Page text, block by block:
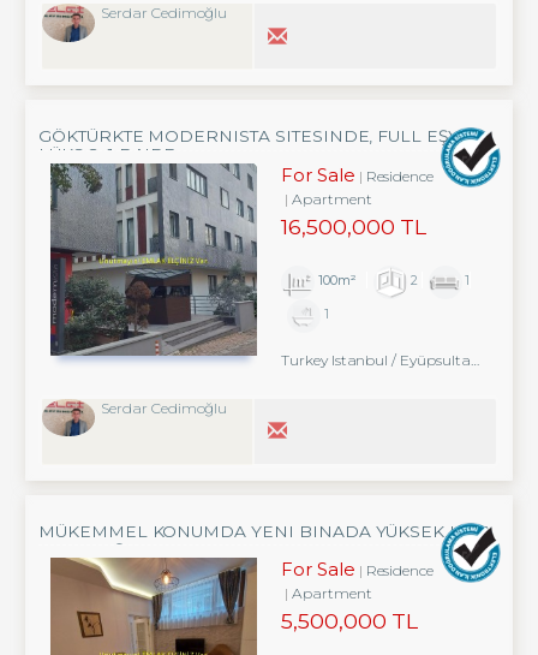
Serdar Cedimoğlu
GÖKTÜRKTE MODERNISTA SITESINDE, FULL EŞYALI
LÜKS 2+1 DAIRE
For Sale
Residence
Apartment
16,500,000 TL
100m² 2
1
1
Serdar Cedimoğlu
MÜKEMMEL KONUMDA YENI BINADA YÜKSEK KIRA
GETIRI EŞYALI 1+1 DAIRE
For Sale
Residence
Apartment
5,500,000 TL